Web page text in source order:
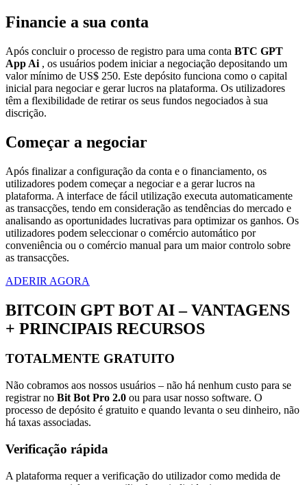
Financie a sua conta
Após concluir o processo de registro para uma conta BTC GPT
App Ai , os usuários podem iniciar a negociação depositando um
valor mínimo de US$ 250. Este depósito funciona como o capital
inicial para negociar e gerar lucros na plataforma. Os utilizadores
têm a flexibilidade de retirar os seus fundos negociados à sua
discrição.
Começar a negociar
Após finalizar a configuração da conta e o financiamento, os
utilizadores podem começar a negociar e a gerar lucros na
plataforma. A interface de fácil utilização executa automaticamente
as transacções, tendo em consideração as tendências do mercado e
analisando as oportunidades lucrativas para optimizar os ganhos. Os
utilizadores podem seleccionar o comércio automático por
conveniência ou o comércio manual para um maior controlo sobre
as transacções.
ADERIR AGORA
BITCOIN GPT BOT AI – VANTAGENS
+ PRINCIPAIS RECURSOS
TOTALMENTE GRATUITO
Não cobramos aos nossos usuários – não há nenhum custo para se
registrar no Bit Bot Pro 2.0 ou para usar nosso software. O
processo de depósito é gratuito e quando levanta o seu dinheiro, não
há taxas associadas.
Verificação rápida
A plataforma requer a verificação do utilizador como medida de